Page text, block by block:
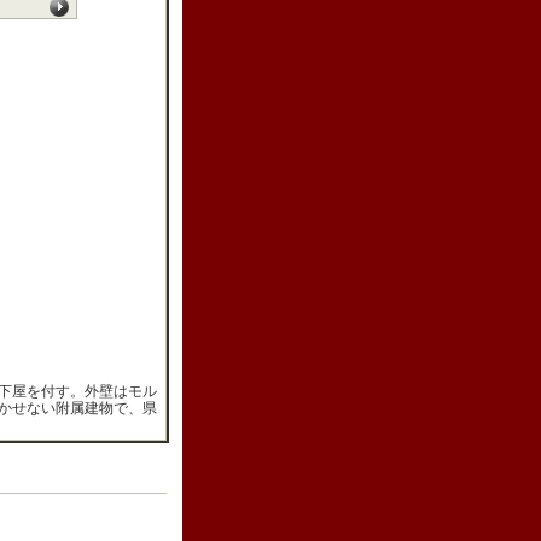
屋を付す。外壁はモル
せない附属建物で、県